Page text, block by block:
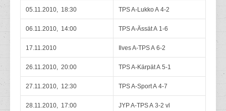
05.11.2010, 18:30 TPS A-Lukko A 4-2
06.11.2010, 14:00 TPS A-Ässät A 1-6
17.11.2010 Ilves A-TPS A 6-2
26.11.2010, 20:00 TPS A-Kärpät A 5-1
27.11.2010, 12:30 TPS A-Sport A 4-7
28.11.2010, 17:00 JYP A-TPS A 3-2 vl